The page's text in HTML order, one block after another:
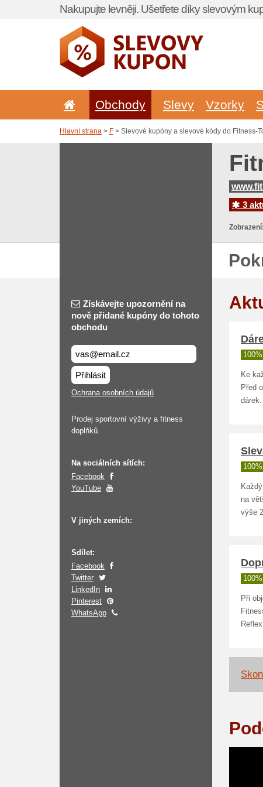
Nakupujte levněji. Ušetřete díky slevovým
Obchody Slevy Vzorky
Hlavní strana > F > Slevové kupóny a slevové kódy do Fitness-
3
Zobrazení:
Získávejte upozornění na
nově přidané kupóny do tohoto
obchodu
Přihlásit
Ochrana osobních údajů
Prodej sportovní výživy a fitness
doplňků.
Na sociálních sítích:
Facebook
YouTube
V jiných zemích:
Sdílet:
Facebook
Twitter
LinkedIn
Pinterest
WhatsApp
Ke
Před
dárek.
na
výše
Při